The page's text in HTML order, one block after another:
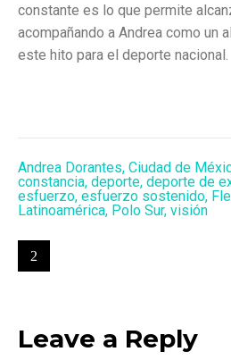
constante es lo que permite
acompañando a Andrea como un
este hito para el deporte nacional.
Andrea Dorantes, Ciudad de
constancia, deporte, deporte de
esfuerzo, esfuerzo sostenido,
Latinoamérica, Polo Sur, visión
Leave a Reply